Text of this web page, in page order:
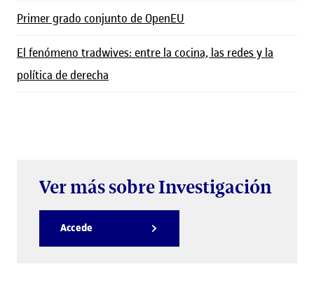
Primer grado conjunto de OpenEU
El fenómeno tradwives: entre la cocina, las redes y la
política de derecha
Ver más sobre Investigación
Accede